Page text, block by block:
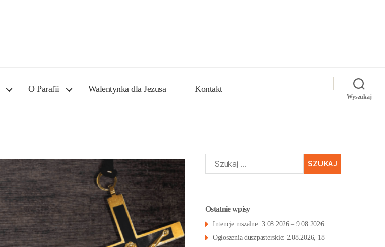
O Parafii Walentynka dla Jezusa Kontakt
Wyszukaj
Szukaj:
Ostatnie wpisy
Intencje mszalne: 3.08.2026 – 9.08.2026
Ogłoszenia duszpasterskie: 2.08.2026, 18